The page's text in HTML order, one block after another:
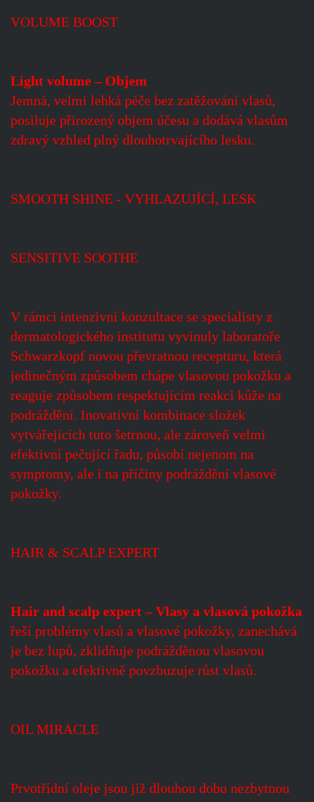
VOLUME BOOST
Light volume – Objem
Jemná, velmi lehká péče bez zatěžování vlasů,
posiluje přirozený objem účesu a dodává vlasům
zdravý vzhled plný dlouhotrvajícího lesku.
SMOOTH SHINE - VYHLAZUJÍCÍ, LESK
SENSITIVE SOOTHE
V rámci intenzivní konzultace se specialisty z
dermatologického institutu vyvinuly laboratoře
Schwarzkopf novou převratnou recepturu, která
jedinečným způsobem chápe vlasovou pokožku a
reaguje způsobem respektujícím reakci kůže na
podráždění. Inovativní kombinace složek
vytvářejících tuto šetrnou, ale zároveň velmi
efektivní pečující řadu, působí nejenom na
symptomy, ale i na příčiny podráždění vlasové
pokožky.
HAIR & SCALP EXPERT
Hair and scalp expert – Vlasy a vlasová pokožka
řeší problémy vlasů a vlasové pokožky, zanechává
je bez lupů, zklidňuje podrážděnou vlasovou
pokožku a efektivně povzbuzuje růst vlasů.
OIL MIRACLE
Prvotřídní oleje jsou již dlouhou dobu nezbytnou